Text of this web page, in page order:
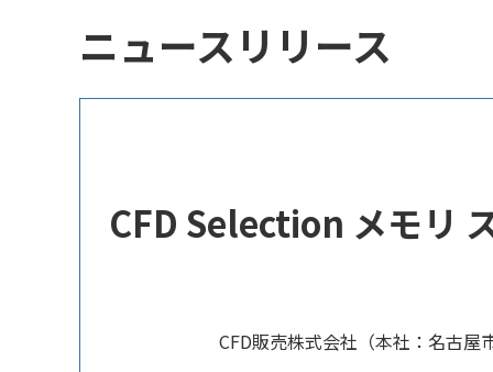
ニュースリリース
CFD Selection メモリ
CFD販売株式会社（本社：名古屋